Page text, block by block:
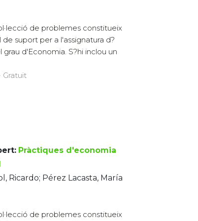
de problemes constitueix
de suport per a l'assignatura d?
d'Economia. S?hi inclou un
Gratuït
Pràctiques d'economia
Ricardo; Pérez Lacasta, María
de problemes constitueix